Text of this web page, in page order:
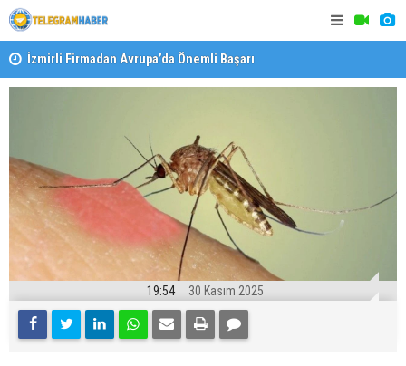
İzmirli Firmadan Avrupa’da Önemli Başarı
Devlet
19:54 30 Kasım 2025